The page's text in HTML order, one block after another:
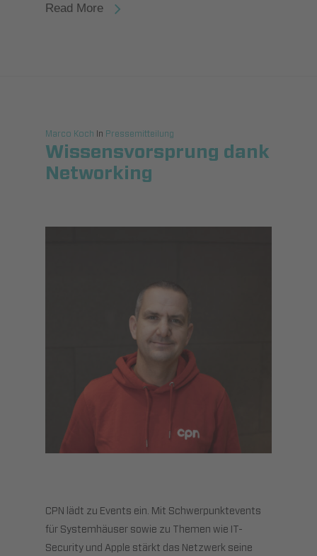
Read More
Marco Koch In Pressemitteilung
Wissensvorsprung dank
Networking
CPN lädt zu Events ein. Mit Schwerpunktevents
für Systemhäuser sowie zu Themen wie IT-
Security und Apple stärkt das Netzwerk seine